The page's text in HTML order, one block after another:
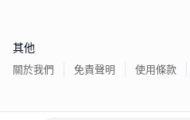
其他
關於我們 免責聲明 使用條款